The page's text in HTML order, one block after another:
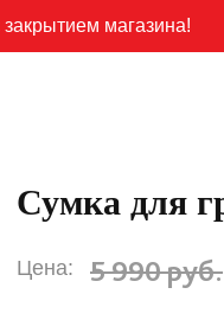
магазина!
Сумка для
Цена: 5 990 руб.